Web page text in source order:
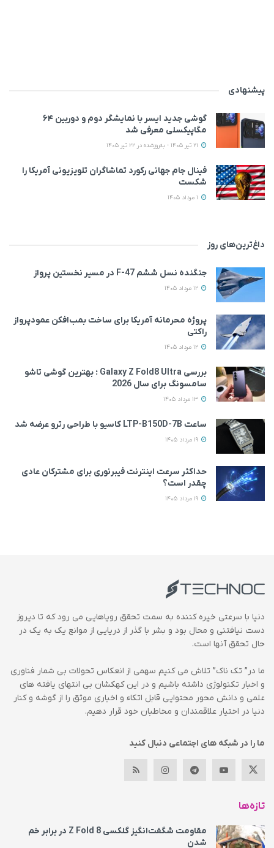
پیشنهادی
گوشی جدید ایسر با نمایشگر دوم و دوربین ۶۴
مگاپیکسلی معرفی شد
فینال جام جهانی رکورد تماشاگران تلویزیونی آمریکا را
شکست
داغ‌ترین‌های روز
جنگنده نسل ششم F-47 در مسیر نخستین پرواز
پروژه محرمانه آمریکا برای ساخت بمب‌افکن عمودپرواز
راکتی
بررسی Galaxy Z Fold8 Ultra ؛ بهترین گوشی تاشو
سامسونگ برای سال 2026
ساعت LTP-B150D-7B کاسیو با طراحی رترو عرضه شد
حداکثر سرعت اینترنت فیبرنوری برای مشترکان عادی
چقدر است؟
دنیا با سرعتی خیره کننده به سمت تحقق رویاهایی می رود که تا دیروز
دست نیافتنی و محال بود و بشر با گذر از دریایی از موانع یک به یک در
حال تحقق آنها است.
ما در” تک ناک” تلاش می کنیم سهمی از انعکاس تحولات بی شمار فناوری
و اخبار تکنولوژی داشته باشیم و در این کهکشان بی انتهای یافته های
علمی و دانش محور محتوایی قابل اتکاء و اخباری موثق را از گوشه و کنار
دنیا در اختیار علاقمندان و مخاطبان خود قرار دهیم.
ما را در شبکه های اجتماعی دنبال کنید
تازه‌ها
مقاومت شگفت‌انگیز گلکسی Z Fold 8 در برابر خم
شدن